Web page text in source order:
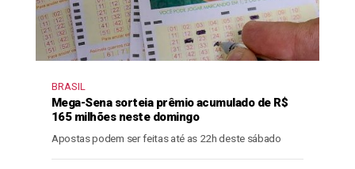
BRASIL
Mega-Sena sorteia prêmio acumulado de R$
165 milhões neste domingo
Apostas podem ser feitas até as 22h deste sábado